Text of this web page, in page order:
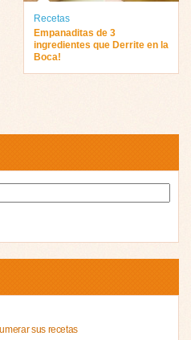
Recetas
Empanaditas de 3
ingredientes que Derrite en la
Boca!
sus recetas